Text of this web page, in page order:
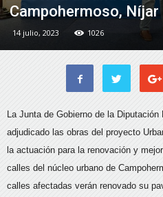
Campohermoso, Níjar
14 julio, 2023 1026
La Junta de Gobierno de la
adjudicado las obras del proyecto
la actuación para la renovación y
calles del núcleo urbano de
calles afectadas verán renovado su